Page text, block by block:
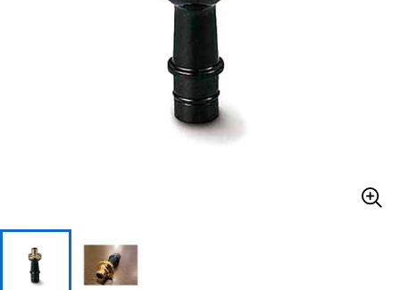
DJ機器